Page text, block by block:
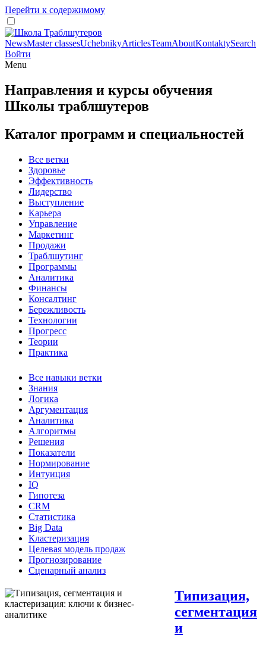
Перейти к содержимому
NewsMaster classesUchebnikyArticlesTeamAboutKontaktySearch
Войти
Menu
Направления и курсы обучения
Школы траблшутеров
Каталог программ и специальностей
Все ветки
Здоровье
Эффективность
Лидерство
Выступление
Карьера
Управление
Маркетинг
Продажи
Траблшутинг
Программы
Аналитика
Финансы
Консалтинг
Бережливость
Технологии
Прогресс
Теории
Практика
Все навыки ветки
Знания
Логика
Аргументация
Аналитика
Алгоритмы
Решения
Показатели
Нормирование
Интуиция
IQ
Гипотеза
CRM
Статистика
Big Data
Кластеризация
Целевая модель продаж
Прогнозирование
Сценарный анализ
Типизация,
сегментация
и